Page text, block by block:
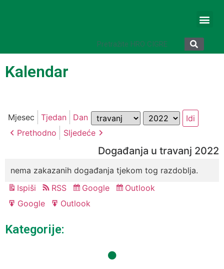
Kalendar
Mjesec Tjedan Dan Mjesec
Godina
Prethodno
Sljedeće
Događanja u travanj 2022
nema zakazanih događanja tjekom tog razdoblja.
Ispiši
Pregled
RSS
Subscribe
in
Google
Subscribe
Outlook
Export
Google
Export
Outlook
Kategorije: